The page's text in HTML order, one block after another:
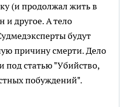
(и продолжал жить в
и другое. А тело
будут
причину смерти. Дело
под статью "Убийство,
побуждений".